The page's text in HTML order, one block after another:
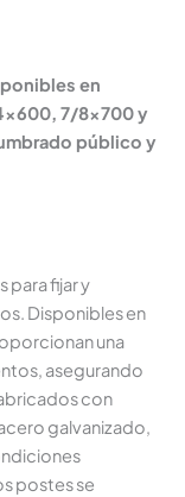
en
7/8x700 y
público y
para fijar y
Disponibles en
una
asegurando
con
galvanizado,
postes se